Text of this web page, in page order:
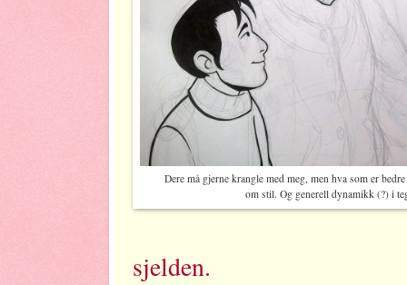
Dere må gjerne krangle med meg, men hva som er
om stil. Og generell dynamikk (?) i
sjelden.